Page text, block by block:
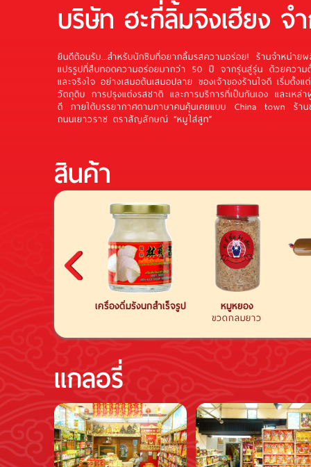
บริษัท ฮะกี่ลิ้มจิงเฮียง จ
ยินดีต้อนรับ...สำหรับนักชิมที่อยากลิ้มรสความอร่อย! ร้านจำหน่า
แปรรูปที่สืบทอดความอร่อยมากว่า 50 ปี จากรุ่นสู่รุ่น ด้วยความ
และจริงใจ อย่างเสมอต้นเสมอปลาย ของเจ้าของร้านใจดี เริ่มตั้งแ
วัตถุดิบ การปรุงแต่งรสชาติ และการบริการที่เป็นกันเอง และเหล่
ดี ภายใต้บรรยากาศตามภาษาคนคุ้นเคยแบบ China town ร้า
ถนนเยาวราช ตราสัญลักษณ์ “หมูใส่สูท”
สินค้า
เครื่องดิ่มรังนกสำเร็จรูป หมูหยอง
ขวดกลมยาว
แกลอรี่